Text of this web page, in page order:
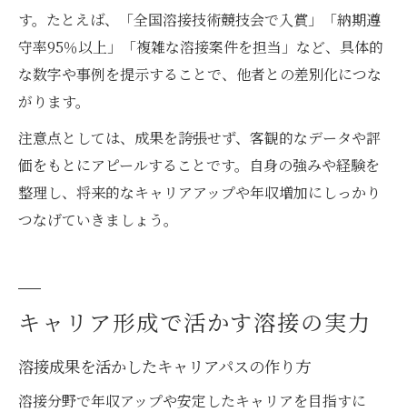
す。たとえば、「全国溶接技術競技会で入賞」「納期遵
守率95％以上」「複雑な溶接案件を担当」など、具体的
な数字や事例を提示することで、他者との差別化につな
がります。
注意点としては、成果を誇張せず、客観的なデータや評
価をもとにアピールすることです。自身の強みや経験を
整理し、将来的なキャリアアップや年収増加にしっかり
つなげていきましょう。
キャリア形成で活かす溶接の実力
溶接成果を活かしたキャリアパスの作り方
溶接分野で年収アップや安定したキャリアを目指すに